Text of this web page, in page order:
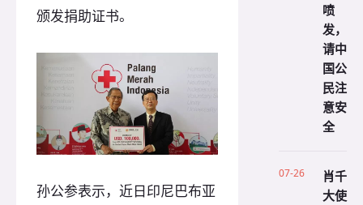
颁发捐助证书。
孙公参表示，近日印尼巴布亚
喷
发，
请中
国公
民注
意安
全
07-26
肖千
大使